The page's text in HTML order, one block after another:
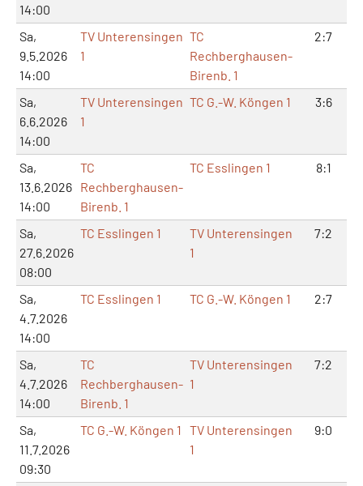
14:00
Sa,
9.5.2026
14:00
TV Unterensingen
1
TC
Rechberghausen-
Birenb. 1
2:7
Sa,
6.6.2026
14:00
TV Unterensingen
1
TC G.-W. Köngen 1 3:6
Sa,
13.6.2026
14:00
TC
Rechberghausen-
Birenb. 1
TC Esslingen 1 8:1
Sa,
27.6.2026
08:00
TC Esslingen 1
TV Unterensingen
1
7:2
Sa,
4.7.2026
14:00
TC Esslingen 1 TC G.-W. Köngen 1 2:7
Sa,
4.7.2026
14:00
TC
Rechberghausen-
Birenb. 1
TV Unterensingen
1
7:2
Sa,
11.7.2026
09:30
TC G.-W. Köngen 1
TV Unterensingen
1
9:0